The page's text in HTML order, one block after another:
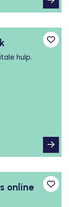
hulp.
online